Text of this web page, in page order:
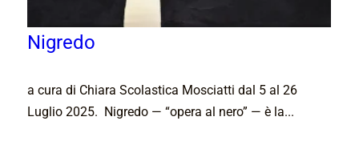
Nigredo
a cura di Chiara Scolastica Mosciatti dal 5 al 26
Luglio 2025. Nigredo — “opera al nero” — è la...